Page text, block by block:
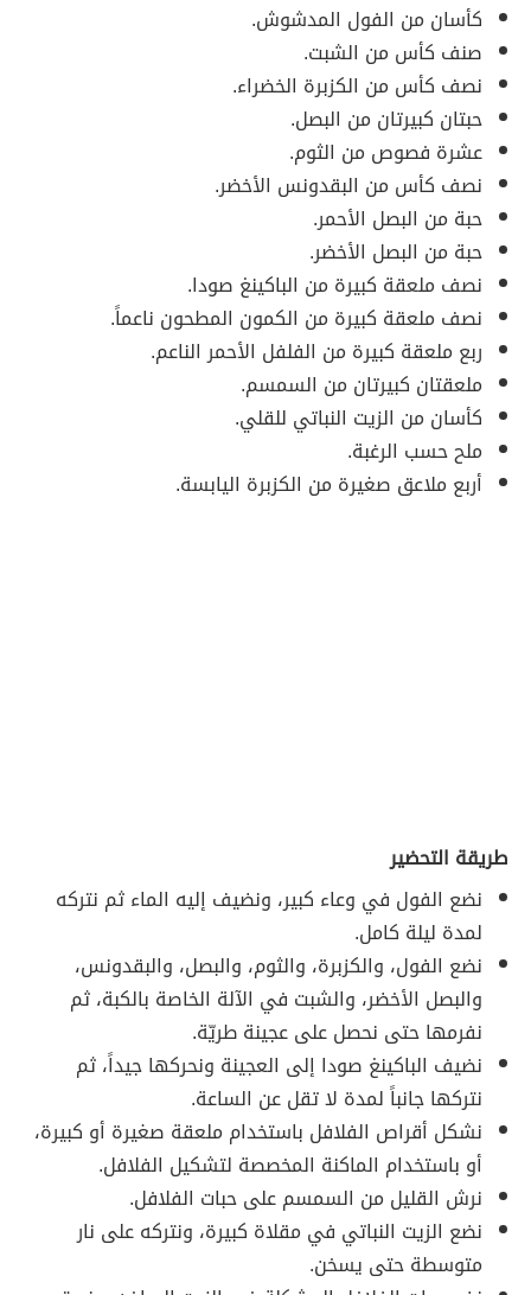
كأسان من الفول المدشوش.
صنف كأس من الشبت.
نصف كأس من الكزبرة الخضراء.
حبتان كبيرتان من البصل.
عشرة فصوص من الثوم.
نصف كأس من البقدونس الأخضر.
حبة من البصل الأحمر.
حبة من البصل الأخضر.
نصف ملعقة كبيرة من الباكينغ صودا.
نصف ملعقة كبيرة من الكمون المطحون ناعماً.
ربع ملعقة كبيرة من الفلفل الأحمر الناعم.
ملعقتان كبيرتان من السمسم.
كأسان من الزيت النباتي للقلي.
ملح حسب الرغبة.
أربع ملاعق صغيرة من الكزبرة اليابسة.
طريقة التحضير
نضع الفول في وعاء كبير، ونضيف إليه الماء ثم نتركه
لمدة ليلة كامل.
نضع الفول، والكزبرة، والثوم، والبصل، والبقدونس،
والبصل الأخضر، والشبت في الآلة الخاصة بالكبة، ثم
نفرمها حتى نحصل على عجينة طريّة.
نضيف الباكينغ صودا إلى العجينة ونحركها جيداً، ثم
نتركها جانباً لمدة لا تقل عن الساعة.
نشكل أقراص الفلافل باستخدام ملعقة صغيرة أو كبيرة،
أو باستخدام الماكنة المخصصة لتشكيل الفلافل.
نرش القليل من السمسم على حبات الفلافل.
نضع الزيت النباتي في مقلاة كبيرة، ونتركه على نار
متوسطة حتى يسخن.